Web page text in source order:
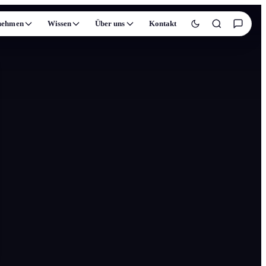
Wissen Über uns Kontakt